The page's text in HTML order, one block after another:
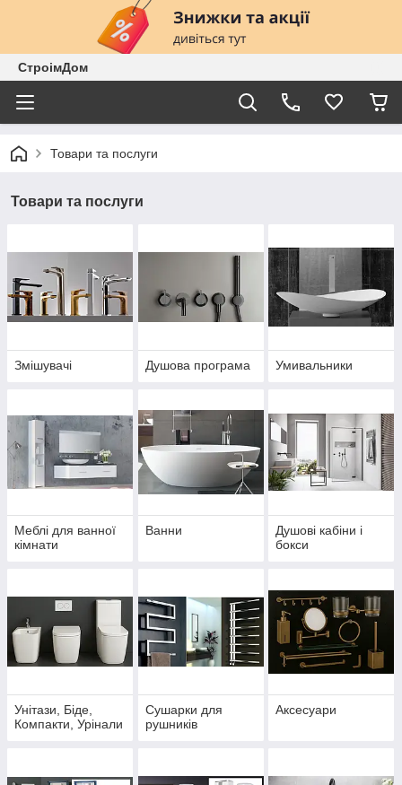
СтроімДом
Товари та послуги
Товари та послуги
Змішувачі Душова програма Умивальники
Меблі для ванної
кімнати
Ванни
Душові кабіни і
бокси
Унітази, Біде,
Компакти, Урінали
Сушарки для
рушників
Аксесуари